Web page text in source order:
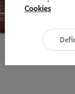
Cookies